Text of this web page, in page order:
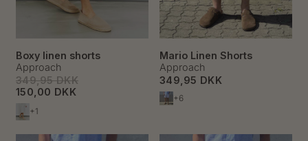
Boxy linen shorts
349,95 DKK
150,00 DKK
Approach
+1
Mario Linen Shorts
349,95 DKK
Approach
+6